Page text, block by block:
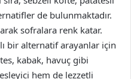
de bulunmaktadır.
sofralara renk katar.
bir alternatif arayanlar için
kabak, havuç gibi
hem de lezzetli